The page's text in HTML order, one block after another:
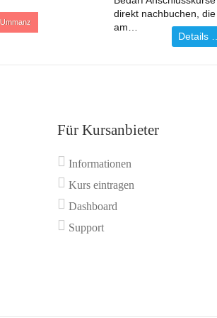
Ummanz
direkt nachbuchen, die
am…
Details …
Für Kursanbieter
Informationen
Kurs eintragen
Dashboard
Support